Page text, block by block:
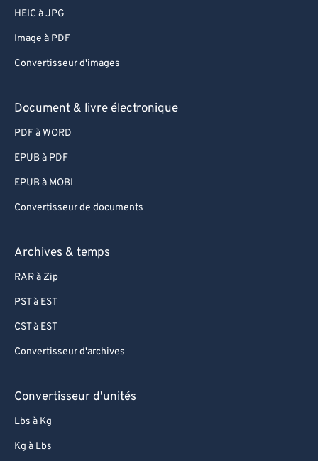
HEIC à JPG
Image à PDF
Convertisseur d'images
Document & livre électronique
PDF à WORD
EPUB à PDF
EPUB à MOBI
Convertisseur de documents
Archives & temps
RAR à Zip
PST à EST
CST à EST
Convertisseur d'archives
Convertisseur d'unités
Lbs à Kg
Kg à Lbs